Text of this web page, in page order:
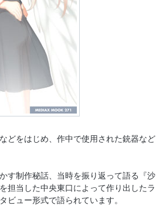
どをはじめ、作中で使用された銃器など
す制作秘話、当時を振り返って語る『沙
担当した中央東口によって作り出したラ
ビュー形式で語られています。